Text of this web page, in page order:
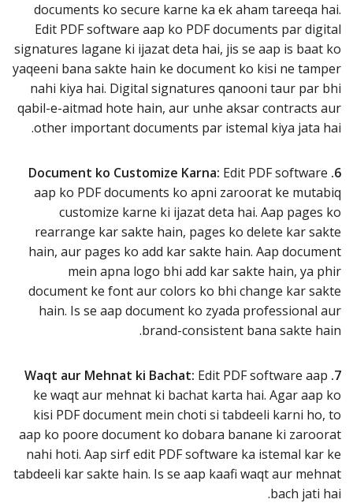
documents ko secure karne ka ek aham tareeqa hai.
Edit PDF software aap ko PDF documents par digital
signatures lagane ki ijazat deta hai, jis se aap is baat ko
yaqeeni bana sakte hain ke document ko kisi ne tamper
nahi kiya hai. Digital signatures qanooni taur par bhi
qabil-e-aitmad hote hain, aur unhe aksar contracts aur
other important documents par istemal kiya jata hai.
6. Document ko Customize Karna:
Edit PDF software
aap ko PDF documents ko apni zaroorat ke mutabiq
customize karne ki ijazat deta hai. Aap pages ko
rearrange kar sakte hain, pages ko delete kar sakte
hain, aur pages ko add kar sakte hain. Aap document
mein apna logo bhi add kar sakte hain, ya phir
document ke font aur colors ko bhi change kar sakte
hain. Is se aap document ko zyada professional aur
brand-consistent bana sakte hain.
7. Waqt aur Mehnat ki Bachat:
Edit PDF software aap
ke waqt aur mehnat ki bachat karta hai. Agar aap ko
kisi PDF document mein choti si tabdeeli karni ho, to
aap ko poore document ko dobara banane ki zaroorat
nahi hoti. Aap sirf edit PDF software ka istemal kar ke
tabdeeli kar sakte hain. Is se aap kaafi waqt aur mehnat
bach jati hai.